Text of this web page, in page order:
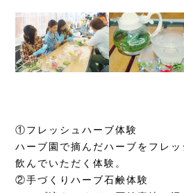
①フレッシュハーブ体験
ハーブ園で摘んだハーブをフレ
飲んでいただく体験。
②手づくりハーブ石鹸体験